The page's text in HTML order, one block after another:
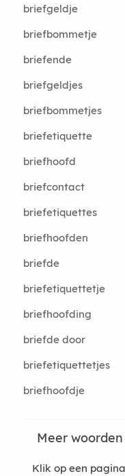
briefgeldje
briefbommetje
briefende
briefgeldjes
briefbommetjes
briefetiquette
briefhoofd
briefcontact
briefetiquettes
briefhoofden
briefde
briefetiquettetje
briefhoofding
briefde door
briefetiquettetjes
briefhoofdje
Meer
Klik op een